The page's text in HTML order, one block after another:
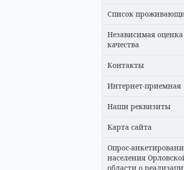
Список
Независимая оценка
качества
Контакты
Интернет-приемная
Наши реквизиты
Карта сайта
Опрос-
населения
области о